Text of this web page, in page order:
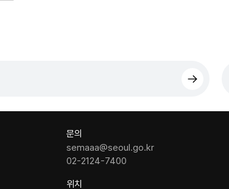
문의
semaaa@seoul.go.kr
02-2124-7400
위치